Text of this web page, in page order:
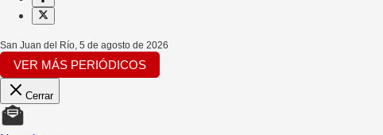
San Juan del Río, 5 de agosto de 2026
VER MÁS PERIÓDICOS
Cerrar